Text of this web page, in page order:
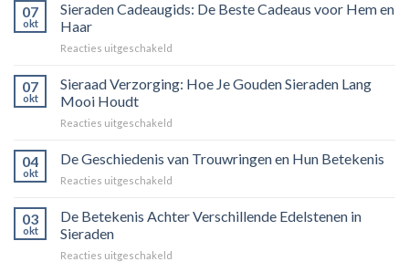
Gouden
Ketting:
Sierkunst
en
07
okt
Sieraden Cadeaugids: De Beste Cadeaus voor Hem en
Haar
Reacties uitgeschakeld
Cadeaugids:
De
Hem
07
okt
Sieraad Verzorging: Hoe Je Gouden Sieraden Lang
Mooi Houdt
Reacties uitgeschakeld
Verzorging:
Hoe
Sieraden
04
okt
De Geschiedenis van Trouwringen en Hun Betekenis
Reacties uitgeschakeld
Geschiedenis
van
03
okt
De Betekenis Achter Verschillende Edelstenen in
Sieraden
Reacties uitgeschakeld